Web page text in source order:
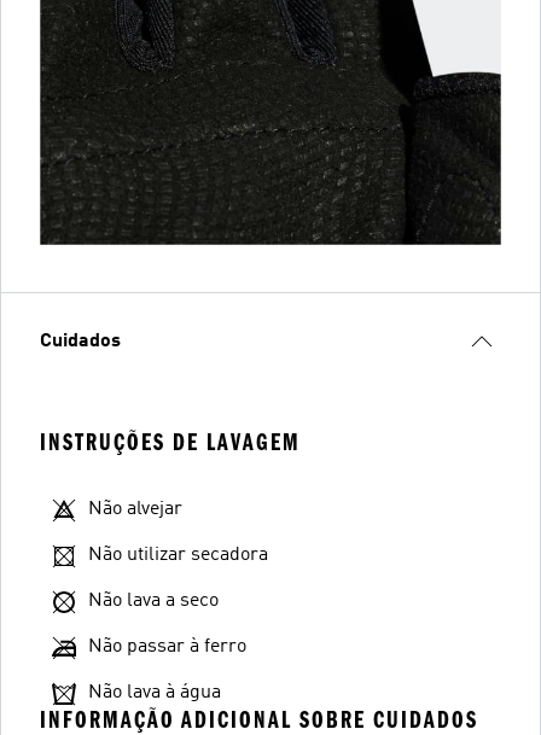
Cuidados
INSTRUÇÕES DE LAVAGEM
Não alvejar
Não utilizar secadora
Não lava a seco
Não passar à ferro
Não lava à água
INFORMAÇÃO ADICIONAL SOBRE CUIDADOS